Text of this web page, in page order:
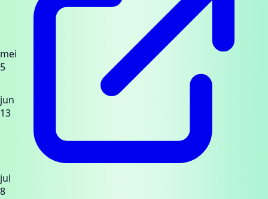
mei
5
jun
13
jul
8